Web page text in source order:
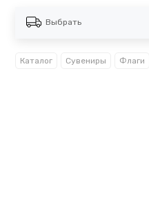
Выбрать
Каталог Сувениры Флаги